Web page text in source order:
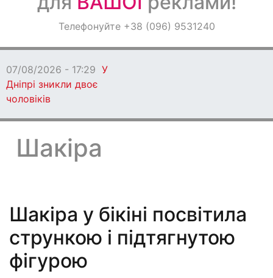
ОголошенняТелефонуйте +38 (096) 9531240
07/08/2026 - 17:29 У
Дніпрі зникли двоє
чоловіків
Шакіра
Шакіра у бікіні посвітила
стрункою і підтягнутою
фігурою